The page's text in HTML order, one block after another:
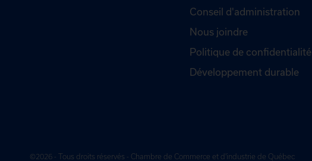
Conseil d'administration
Nous joindre
Politique de confidentialité
Développement durable
©2026 - Tous droits réservés - Chambre de Commerce et d'industrie de Québec